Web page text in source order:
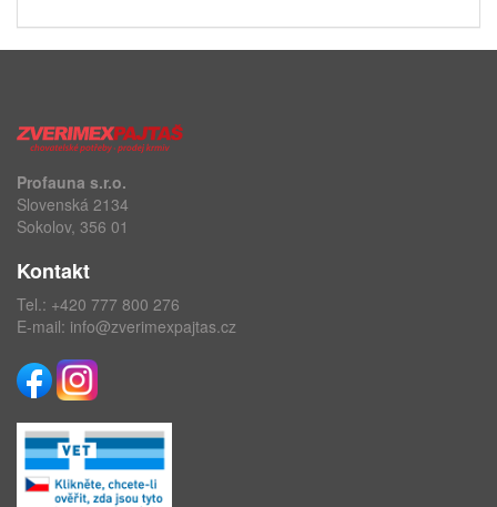
Profauna s.r.o.
Slovenská 2134
Sokolov, 356 01
Kontakt
Tel.: +420 777 800 276
E-mail: info@zverimexpajtas.cz